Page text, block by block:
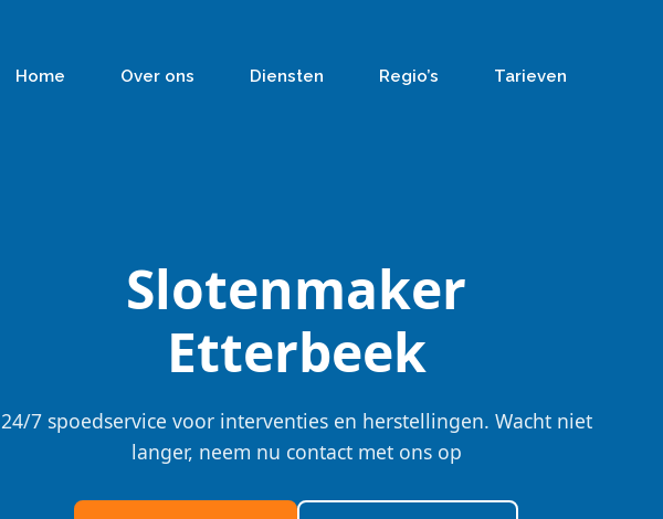
Home Over ons Diensten Regio’s Tarieven
Slotenmaker
Etterbeek
24/7 spoedservice voor interventies en herstellingen. Wacht niet
langer, neem nu contact met ons op